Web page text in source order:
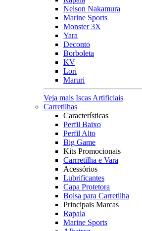
Nelson Nakamura
Marine Sports
Monster 3X
Yara
Deconto
Borboleta
KV
Lori
Maruri
Veja mais Iscas Artificiais
Carretilhas
Características
Perfil Baixo
Perfil Alto
Big Game
Kits Promocionais
Carrretilha e Vara
Acessórios
Lubrificantes
Capa Protetora
Bolsa para Carretilha
Principais Marcas
Rapala
Marine Sports